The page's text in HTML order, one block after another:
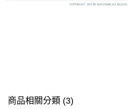
商品相關分類 (3)